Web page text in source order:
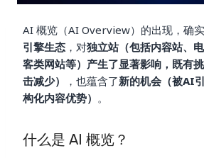
AI 概览（AI Overview）的出现，确
引擎生态 ，对独立站（包括内容站、
客类网站等）产生了显著影响，既有
击减少）
，也蕴含了新的机会（被AI
构化内容优势） 。
什么是 AI 概览？